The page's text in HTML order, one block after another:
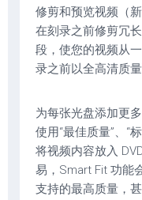
修剪和预览视频（新
在刻录之前修剪冗
段，使您的视频从
录之前以全高清质量
为每张光盘添加更多
使用“最佳质量”、“
将视频内容放入
易，Smart Fit 功能
支持的最高质量，